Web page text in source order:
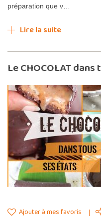
préparation que v…
Lire la suite
Le CHOCOLAT
Ajouter à mes favoris